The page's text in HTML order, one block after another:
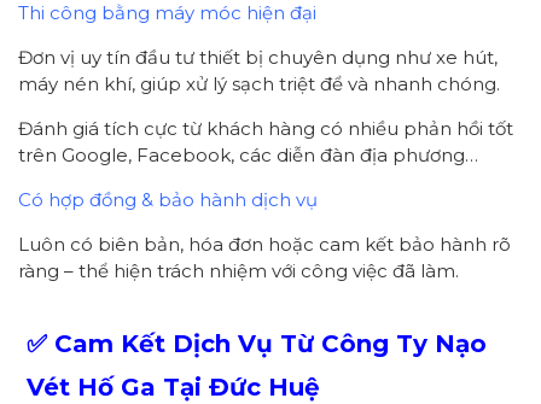
Thi công bằng máy móc hiện đại
Đơn vị uy tín đầu tư thiết bị chuyên dụng như xe hút,
máy nén khí, giúp xử lý sạch triệt để và nhanh chóng.
Đánh giá tích cực từ khách hàng có nhiều phản hồi tốt
trên Google, Facebook, các diễn đàn địa phương…
Có hợp đồng & bảo hành dịch vụ
Luôn có biên bản, hóa đơn hoặc cam kết bảo hành rõ
ràng – thể hiện trách nhiệm với công việc đã làm.
✅ Cam Kết Dịch Vụ Từ Công Ty Nạo
Vét Hố Ga Tại Đức Huệ